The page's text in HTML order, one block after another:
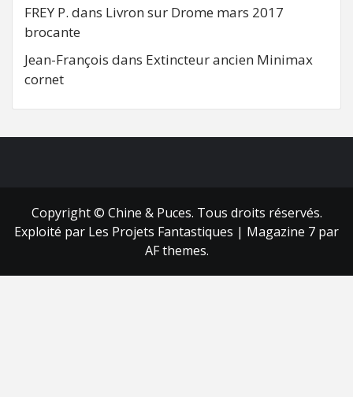
FREY P. dans Livron sur Drome mars 2017
brocante
Jean-François dans Extincteur ancien Minimax
cornet
Copyright © Chine & Puces. Tous droits réservés.
Exploité par Les Projets Fantastiques | Magazine 7 par
AF themes.